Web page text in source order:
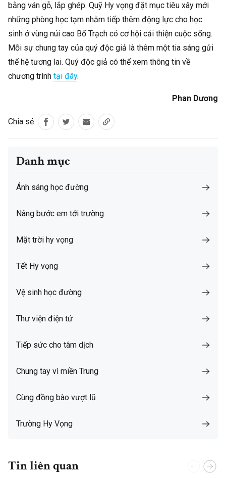
bằng ván gỗ, lắp ghép. Quỹ Hy vọng đặt mục tiêu xây mới
những phòng học tạm nhằm tiếp thêm động lực cho học
sinh ở vùng núi cao Bố Trạch có cơ hội cải thiện cuộc sống.
Mỗi sự chung tay của quý độc giả là thêm một tia sáng gửi
thế hệ tương lai. Quý độc giả có thể xem thông tin về
chương trình tại đây.
Phan Dương
Chia sẻ
Danh mục
Ánh sáng học đường
Nâng bước em tới trường
Mặt trời hy vọng
Tết Hy vọng
Vệ sinh học đường
Thư viện điện tử
Tiếp sức cho tâm dịch
Chung tay vì miền Trung
Cùng đồng bào vượt lũ
Trường Hy Vọng
Tin liên quan